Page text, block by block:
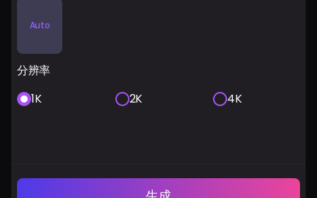
Auto
分辨率
1K
2K 4K